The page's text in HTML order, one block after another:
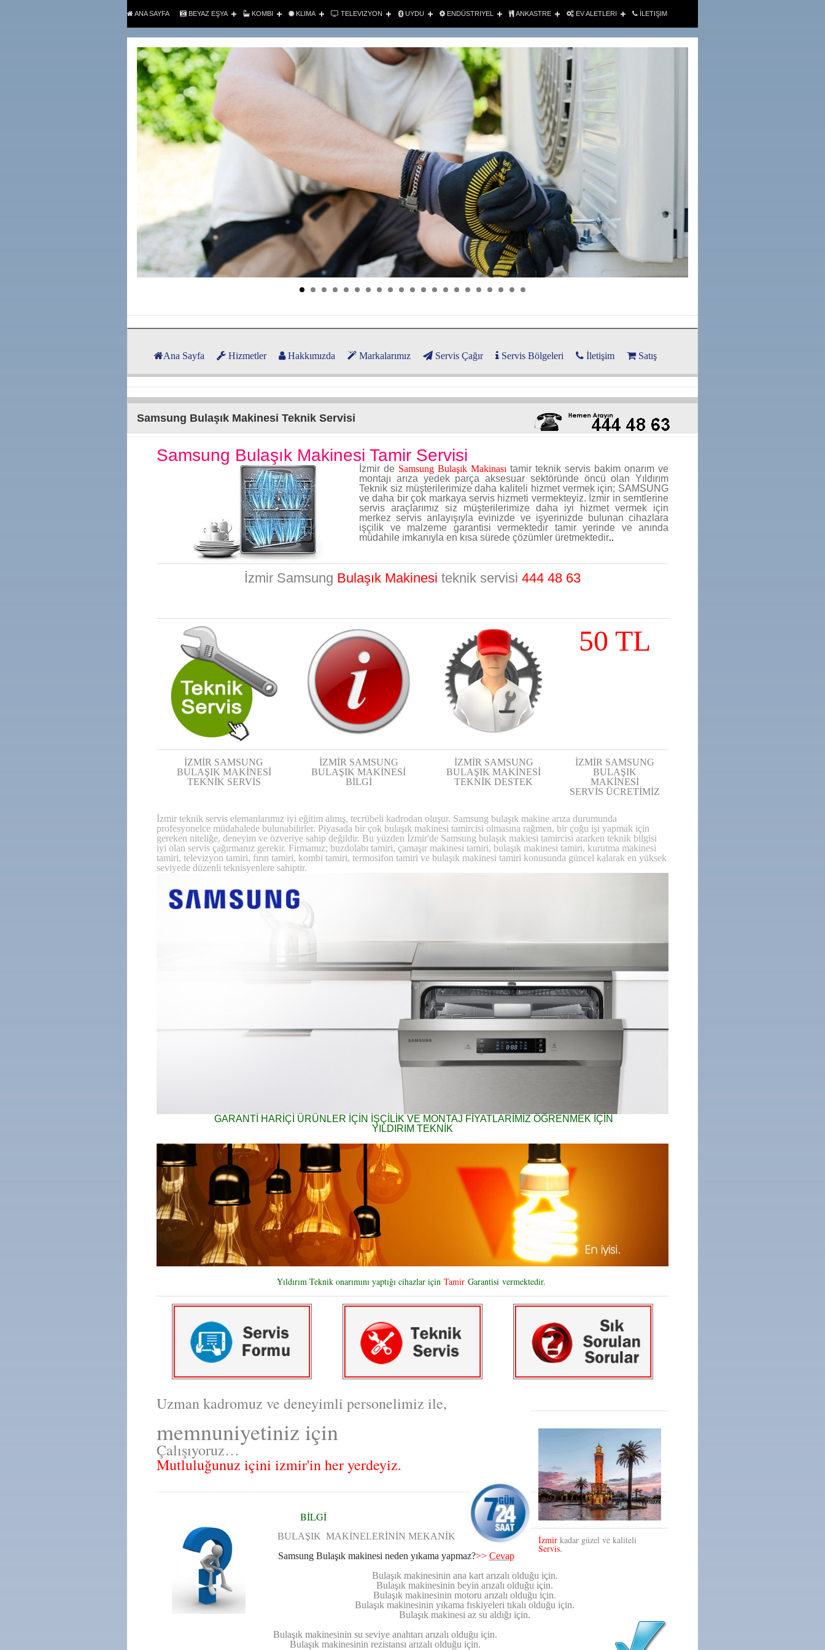
ANA SAYFA BEYAZ EŞYA KOMBI KLIMA TELEVIZYON UYDU ENDÜSTRIYEL ANKASTRE EV ALETLERI İLETIŞIM
Ana Sayfa Hizmetler Hakkımızda Markalarımız Servis Çağır Servis Bölgeleri İletişim Satış
Samsung Bulaşık Makinesi Teknik Servisi
Samsung Bulaşık Makinesi Tamir Servisi
İzmir de Samsung Bulaşık Makinası tamir teknik servis bakim onarım ve
montajı arıza yedek parça aksesuar sektöründe öncü olan Yıldırım
Teknik siz müşterilerimize daha kaliteli hizmet vermek için; SAMSUNG
ve daha bir çok markaya servis hizmeti vermekteyiz. İzmir in semtlerine
servis araçlarımız siz müşterilerimize daha iyi hizmet vermek için
merkez servis anlayışıyla evinizde ve işyerinizde bulunan cihazlara
işçilik ve malzeme garantisi vermektedir tamir yerinde ve anında
müdahile imkanıyla en kısa sürede çözümler üretmektedir..
İzmir Samsung Bulaşık Makinesi teknik servisi 444 48 63
50 TL
İZMİR SAMSUNG
BULAŞIK MAKİNESİ
TEKNİK SERVİS
İZMİR SAMSUNG
BULAŞIK MAKİNESİ
BİLGİ
İZMİR SAMSUNG
BULAŞIK MAKİNESİ
TEKNİK DESTEK
İZMİR SAMSUNG
BULAŞIK
MAKİNESİ
SERVİS ÜCRETİMİZ
İzmir teknik servis elemanlarımız iyi eğitim almış, tecrübeli kadrodan oluşur. Samsung bulaşık makine arıza durumunda
profesyonelce müdahalede bulunabilirler. Piyasada bir çok bulaşık makinesi tamircisi olmasına rağmen, bir çoğu işi yapmak için
gereken niteliğe, deneyim ve özveriye sahip değildir. Bu yüzden İzmir'de Samsung bulaşık makiesi tamircisi ararken teknik bilgisi
iyi olan servis çağırmanız gerekir. Firmamız; buzdolabı tamiri, çamaşır makinesi tamiri, bulaşık makinesi tamiri, kurutma makinesi
tamiri, televizyon tamiri, fırın tamiri, kombi tamiri, termosifon tamiri ve bulaşık makinesi tamiri konusunda güncel kalarak en yüksek
seviyede düzenli teknisyenlere sahiptir.
GARANTİ HARİÇİ ÜRÜNLER İÇİN İŞÇİLİK VE MONTAJ FİYATLARİMİZ ÖĞRENMEK İÇİN
YILDIRIM TEKNİK
Yıldırım Teknik onarımını yaptığı cihazlar içinTamir Garantisivermektedir.
Uzman kadromuz ve deneyimli personelimiz ile,
İzmir kadar güzel ve kaliteli
Servis.
memnuniyetiniz için
Çalışıyoruz…
Mutluluğunuz içini izmir'in her yerdeyiz.
BİLGİ
BULAŞIK MAKİNELERİNİN MEKANİK
Samsung Bulaşık makinesi neden yıkama yapmaz?>> Cevap
Bulaşık makinesinin ana kart arızalı olduğu için.
Bulaşık makinesinin beyin arızalı olduğu için.
Bulaşık makinesinin motoru arızalı olduğu için.
Bulaşık makinesinin yıkama fıskiyeleri tıkalı olduğu için.
Bulaşık makinesi az su aldığı için.
Bulaşık makinesinin su seviye anahtarı arızalı olduğu için.
Bulaşık makinesinin rezistansı arızalı olduğu için.